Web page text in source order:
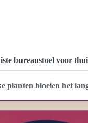
bureaustoel voor
planten bloeien het